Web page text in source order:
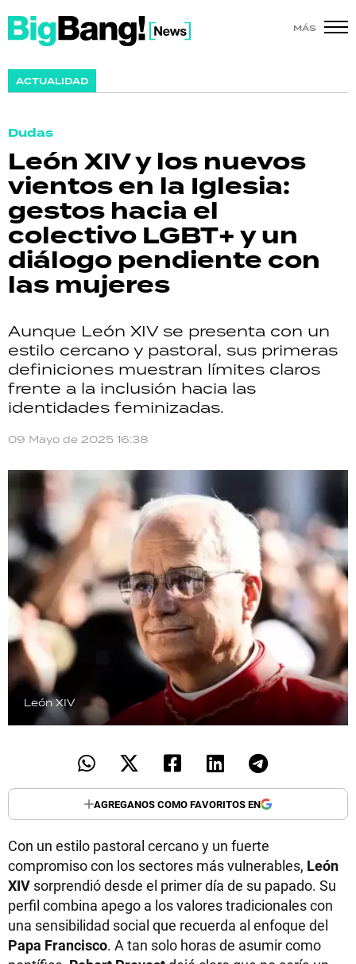
MÁS
ACTUALIDAD
Dudas
León XIV y los nuevos
vientos en la Iglesia:
gestos hacia el
colectivo LGBT+ y un
diálogo pendiente con
las mujeres
Aunque León XIV se presenta con un
estilo cercano y pastoral, sus primeras
definiciones muestran límites claros
frente a la inclusión hacia las
identidades feminizadas.
09 Mayo de 2025 16:38
León XIV
AGREGANOS COMO FAVORITOS EN
Con un estilo pastoral cercano y un fuerte
compromiso con los sectores más vulnerables, León
XIV sorprendió desde el primer día de su papado. Su
perfil combina apego a los valores tradicionales con
una sensibilidad social que recuerda al enfoque del
Papa Francisco. A tan solo horas de asumir como
SHOW
ACTUALIDAD
POLICIALES
ECONOMÍA
GRAN HERMANO
SALUD
DEPORTES
TECNOLOGÍA
PALABRAS
HORÓSCOPO
Seguinos